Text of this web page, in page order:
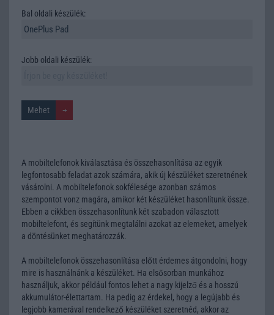
Bal oldali készülék:
Jobb oldali készülék:
A mobiltelefonok kiválasztása és összehasonlítása az egyik
legfontosabb feladat azok számára, akik új készüléket szeretnének
vásárolni. A mobiltelefonok sokfélesége azonban számos
szempontot vonz magára, amikor két készüléket hasonlítunk össze.
Ebben a cikkben összehasonlítunk két szabadon választott
mobiltelefont, és segítünk megtalálni azokat az elemeket, amelyek
a döntésünket meghatározzák.
A mobiltelefonok összehasonlítása előtt érdemes átgondolni, hogy
mire is használnánk a készüléket. Ha elsősorban munkához
használjuk, akkor például fontos lehet a nagy kijelző és a hosszú
akkumulátor-élettartam. Ha pedig az érdekel, hogy a legújabb és
legjobb kamerával rendelkező készüléket szeretnéd, akkor az